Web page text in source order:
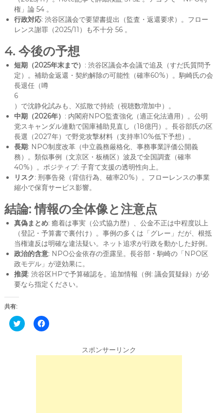
権」論 54 。
行政対応: 渋谷区議会で要望書提出（監査・返還要求）。フロー
レンス謝罪（2025/11）も不十分 56 。
4. 今後の予想
短期（2025年末まで） : 渋谷区議会本会議で追及（すだ氏質問予
定）。補助金返還・契約解除の可能性（確率60%）。駒崎氏の会
長退任（噂
6
）で沈静化試みも、X拡散で持続（視聴数増加中）。
中期（2026年） : 内閣府NPO監査強化（適正化法適用）。公明
党スキャンダル連動で国庫補助見直し（18億円）。長谷部氏の区
長選（2027年）で野党攻撃材料（支持率10%低下予想）。
長期: NPO制度改革（中立義務厳格化、事務事業評価公開義
務）。類似事例（文京区・板橋区）波及で全国調査（確率
40%）。ポジティブ: 子育て支援の透明性向上。
リスク: 刑事告発（背信行為、確率20%）。フローレンスの事業
縮小で保育サービス影響。
結論: 情報の全体像と注意点
真偽まとめ: 癒着は事実（公式協力歴）、公金不正は中程度以上
（登記・予算書で裏付け）。事例の多くは「グレー」だが、根抵
当権違反は明確な違法疑い。ネット追求が行政を動かした好例。
政治的含意: NPO公金依存の歪露呈。長谷部・駒崎の「NPO区
政モデル」が逆効果に。
推奨: 渋谷区HPで予算確認を。追加情報（例: 議会質疑録）が必
要なら指定ください。
共有:
C
l
F
a
o スポンサーリンク